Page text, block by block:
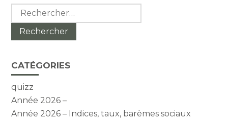
Rechercher :
CATÉGORIES
quizz
Année 2026 –
Année 2026 – Indices, taux, barèmes sociaux